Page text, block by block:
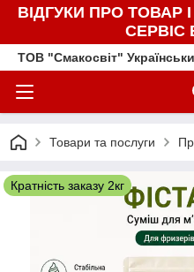
ВІДГУКИ ПРО ТОВАР
СЕРВІС
ТОВ "Смакосвіт"
Товари та послуги
Кратність заказу 2кг